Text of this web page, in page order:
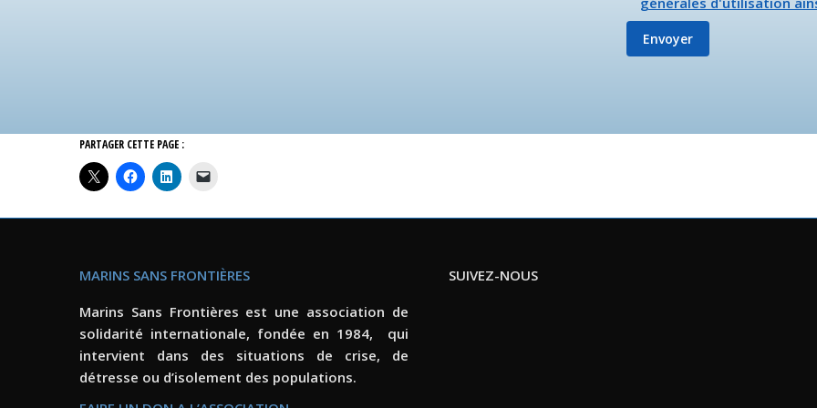
PARTAGER CETTE PAGE :
MARINS SANS FRONTIÈRES
Marins Sans Frontières est une association de
solidarité internationale, fondée en 1984, qui
intervient dans des situations de crise, de
détresse ou d’isolement des populations.
SUIVEZ-NOUS